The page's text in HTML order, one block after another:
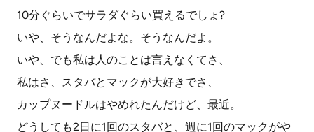
10分ぐらいでサラダぐらい買えるでしょ?
いや、そうなんだよな。そうなんだよ。
いや、でも私は人のことは言えなくてさ、
私はさ、スタバとマックが大好きでさ、
カップヌードルはやめれたんだけど、最近。
どうしても2日に1回のスタバと、週に1回のマックがや